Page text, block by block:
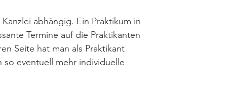
abhängig. Ein Praktikum in
Termine auf die Praktikanten
Seite hat man als Praktikant
eventuell mehr individuelle